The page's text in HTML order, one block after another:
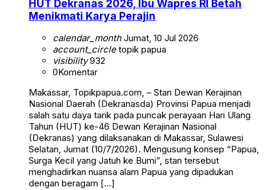
HUT Dekranas 2026, Ibu Wapres RI Betah
Menikmati Karya Perajin
calendar_monthJumat, 10 Jul 2026
account_circletopik papua
visibility932
0Komentar
Makassar, Topikpapua.com, – Stan Dewan Kerajinan
Nasional Daerah (Dekranasda) Provinsi Papua menjadi
salah satu daya tarik pada puncak perayaan Hari Ulang
Tahun (HUT) ke-46 Dewan Kerajinan Nasional
(Dekranas) yang dilaksanakan di Makassar, Sulawesi
Selatan, Jumat (10/7/2026). Mengusung konsep “Papua,
Surga Kecil yang Jatuh ke Bumi”, stan tersebut
menghadirkan nuansa alam Papua yang dipadukan
dengan beragam […]